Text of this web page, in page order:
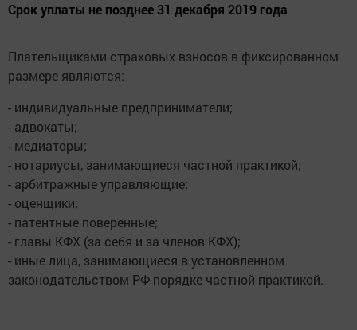
Срок уплаты не позднее 31 декабря 2019 года
Плательщиками страховых взносов в фиксированном
размере являются:
- индивидуальные предприниматели;
- адвокаты;
- медиаторы;
- нотариусы, занимающиеся частной практикой;
- арбитражные управляющие;
- оценщики;
- патентные поверенные;
- главы КФХ (за себя и за членов КФХ);
- иные лица, занимающиеся в установленном
законодательством РФ порядке частной практикой.